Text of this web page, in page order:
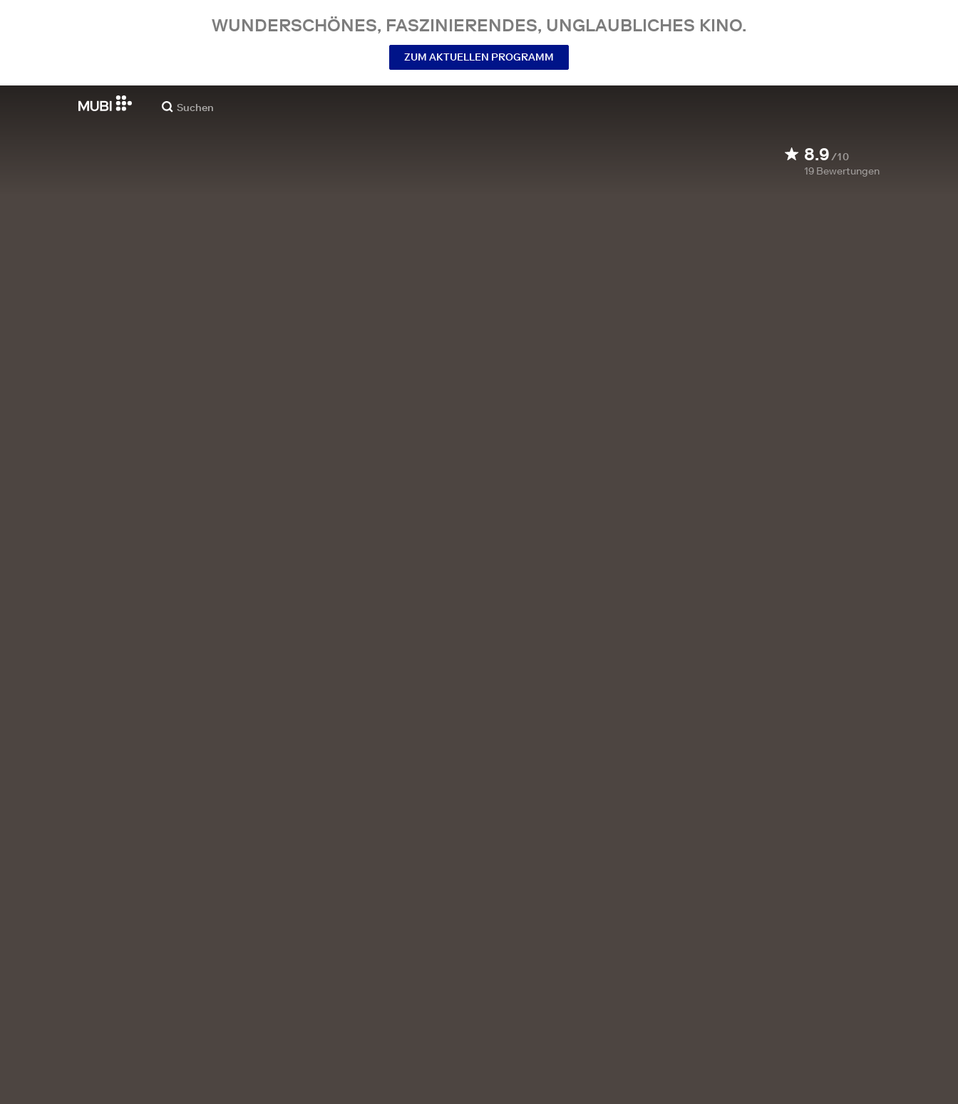
WUNDERSCHÖNES, FASZINIERENDES, UNGLAUBLICHES KINO.
ZUM AKTUELLEN PROGRAMM
8.9/10
19 Bewertungen